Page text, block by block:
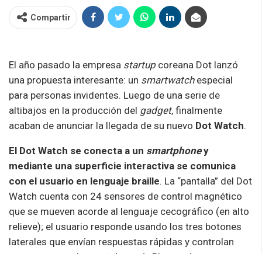
Compartir
El año pasado la empresa startupcoreana Dot lanzó
una propuesta interesante: un smartwatchespecial
para personas invidentes. Luego de una serie de
altibajos en la producción del gadget, finalmente
acaban de anunciar la llegada de su nuevo Dot Watch.
El Dot Watch se conecta a un smartphoney
mediante una superficie interactiva se comunica
con el usuario en lenguaje braille. La “pantalla” del Dot
Watch cuenta con 24 sensores de control magnético
que se mueven acorde al lenguaje cecográfico (en alto
relieve); el usuario responde usando los tres botones
laterales que envían respuestas rápidas y controlan